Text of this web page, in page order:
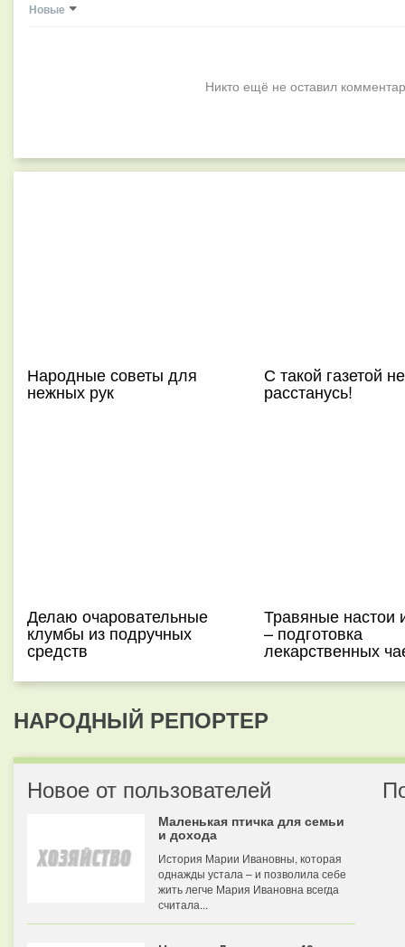
Новые
Никто ещё не оставил
Народные советы для
нежных рук
С такой газетой не
расстанусь!
Делаю очаровательные
клумбы из подручных
средств
Травяные настои
– подготовка
лекарственных
НАРОДНЫЙ РЕПОРТЕР
Новое от пользователей
Маленькая птичка для семьи
и дохода
История Марии Ивановны, которая
однажды устала – и позволила себе
жить легче Мария Ивановна всегда
считала...